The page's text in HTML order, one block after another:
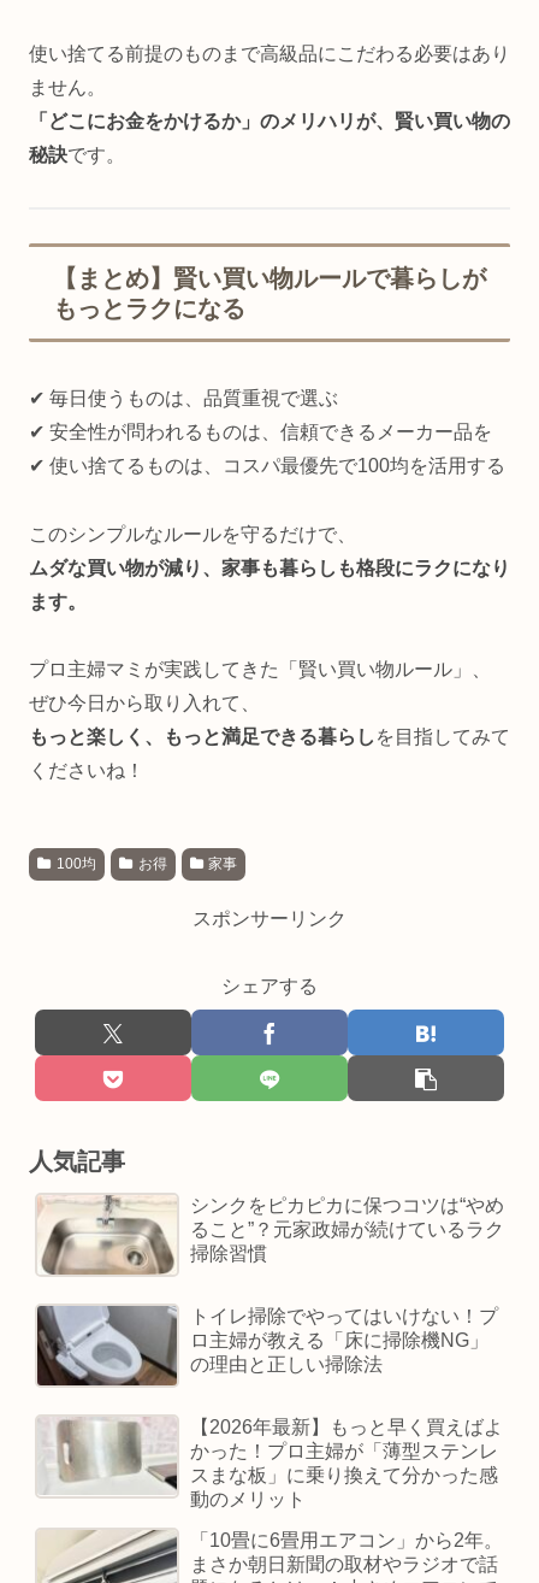
使い捨てる前提のものまで高級品にこだわる必要はあり
ません。
「どこにお金をかけるか」のメリハリが、賢い買い物の
秘訣です。
【まとめ】賢い買い物ルールで暮らしが
もっとラクになる
✔ 毎日使うものは、品質重視で選ぶ
✔ 安全性が問われるものは、信頼できるメーカー品を
✔ 使い捨てるものは、コスパ最優先で100均を活用する
このシンプルなルールを守るだけで、
ムダな買い物が減り、家事も暮らしも格段にラクになり
ます。
プロ主婦マミが実践してきた「賢い買い物ルール」、
ぜひ今日から取り入れて、
もっと楽しく、もっと満足できる暮らし を目指してみて
くださいね！
100均 お得 家事
スポンサーリンク
シェアする
人気記事
シンクをピカピカに保つコツは“やめ
ること”？元家政婦が続けているラク
掃除習慣
トイレ掃除でやってはいけない！プ
ロ主婦が教える「床に掃除機NG」
の理由と正しい掃除法
【2026年最新】もっと早く買えばよ
かった！プロ主婦が「薄型ステンレ
スまな板」に乗り換えて分かった感
動のメリット
「10畳に6畳用エアコン」から2年。
まさか朝日新聞の取材やラジオで話